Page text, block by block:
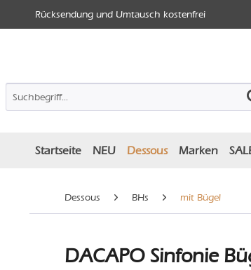
Rücksendung und Umtausch kostenfrei
Startseite NEU Dessous Marken
Dessous BHs mit Bügel
DACAPO Sinfonie